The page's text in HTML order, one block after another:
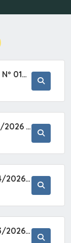
CONCORRÊNCIA PRESENCIAL Nº 019/2025 - PAVIMENTAÇÃO ASFÁLTICA EM TRECHO DA RUA 2 NO BAIRRO VILA SOARES NO MUNICÍPIO DE SETE BARRAS/SP.
PREGÃO ELETRÔNICO Nº 021/2026 - AQUISIÇÃO DE CONTENTORES E CARRINHOS, DESTINADOS A COLETIVA E MANEJO DE RESÍDUOS SÓLIDOS, ATRAVÉS DO SISTEMA DE REGISTRO DE PREÇOS (SRP)
PREGÃO ELETRÔNICO Nº 024/2026 - AQUISIÇÃO DE GÁS MEDICINAL TIPO OXIGÊNIO (1,00 M3, 3,00 M3 E 10,00 M3), EM ATENDIMENTO À SECRETARIA MUNICIPAL DE SAÚDE, ATRAVÉS DO SISTEMA DE REGISTRO DE PREÇOS (SRP)
PREGÃO ELETRÔNICO Nº 023/2026 - AQUISIÇÃO DE ENXOVAL INFANTIL, EM ATENDIMENTO À SECRETARIA MUNICIPAL DE EDUCAÇÃO, ATRAVÉS DO SISTEMA DE REGISTRO DE PREÇOS (SRP).